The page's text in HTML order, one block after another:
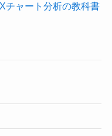
チャート分析の教科書